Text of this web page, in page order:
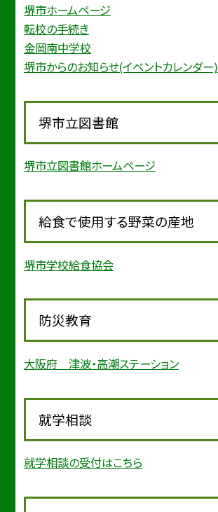
堺市ホームページ
転校の手続き
金岡南中学校
堺市からのお知らせ(イベントカレンダー)
堺市立図書館
堺市立図書館ホームページ
給食で使用する野菜の産地
堺市学校給食協会
防災教育
大阪府 津波・高潮ステーション
就学相談
就学相談の受付はこちら